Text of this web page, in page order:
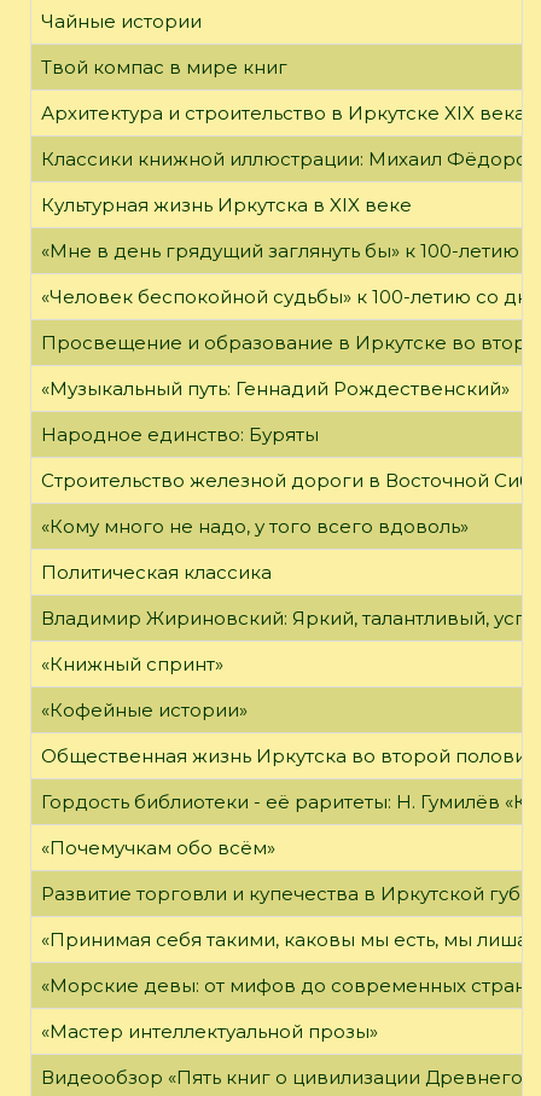
Чайные истории
Твой компас в мире книг
Архитектура и строительство в Иркутске XIX века
Классики книжной иллюстрации: Михаил Фёдоров
Культурная жизнь Иркутска в XIX веке
«Мне в день грядущий заглянуть бы» к 100-летию
«Человек беспокойной судьбы» к 100-летию со
Просвещение и образование в Иркутске во
«Музыкальный путь: Геннадий Рождественский»
Народное единство: Буряты
Строительство железной дороги в Восточной
«Кому много не надо, у того всего вдоволь»
Политическая классика
Владимир Жириновский: Яркий, талантливый,
«Книжный спринт»
«Кофейные истории»
Общественная жизнь Иркутска во второй
Гордость библиотеки - её раритеты: Н. Гумилёв
«Почемучкам обо всём»
Развитие торговли и купечества в Иркутской
«Принимая себя такими, каковы мы есть, мы
«Морские девы: от мифов до современных
«Мастер интеллектуальной прозы»
Видеообзор «Пять книг о цивилизации Древнего